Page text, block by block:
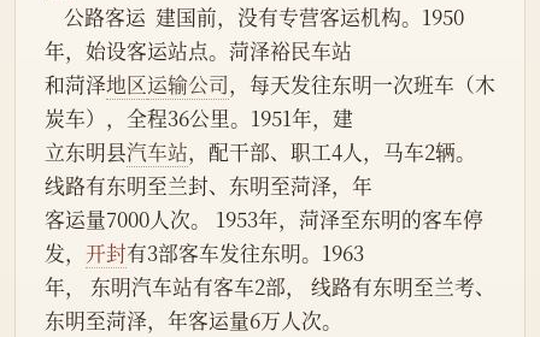
年，始设客运站点。菏泽裕民车站
和菏泽地区运输公司，每天发往东明一次班车（木
炭车），全程36公里。1951年，建
立东明县汽车站，配干部、职工4人，马车2辆。
线路有东明至兰封、东明至菏泽，年
客运量7000人次。 1953年，菏泽至东明的客车停
发， 开封有3部客车发往东明。1963
年， 东明汽车站有客车2部， 线路有东明至兰考、
东明至菏泽，年客运量6万人次。